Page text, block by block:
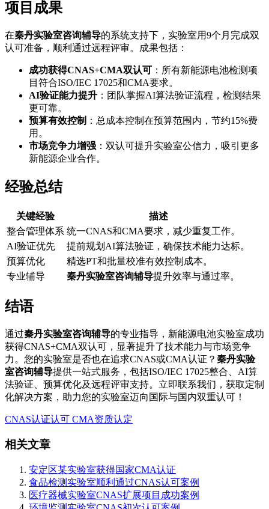
项目成果
在秦丹实验室咨询辅导的系统支持下，实验室用9个月完成双
认可准备，顺利通过远程评审。成果包括：
成功获得CNAS+CMA双认可 ：所有新能源电池检测项
目符合ISO/IEC 17025和CMA要求。
AI验证能力提升 ：团队掌握AI算法验证流程，检测结果
更可靠。
预算有效控制 ：总成本控制在预算范围内，节约15%费
用。
市场竞争力增强 ：双认可提升实验室公信力，吸引更多
新能源企业合作。
经验总结
关键经验
描述
整合管理体系 统一CNAS和CMA要求，减少重复工作。
AI验证优先
提前规划AI算法验证，确保技术能力达标。
预算优化
精选PT和批量校准有效控制成本。
专业辅导
秦丹实验室咨询辅导提升效率与通过率。
结语
通过秦丹实验室咨询辅导的专业指导，新能源电池实验室成功
获得CNAS+CMA双认可，显著提升了技术能力与市场竞争
力。您的实验室是否也在追求CNAS或CMA认证？ 秦丹实验
室咨询辅导提供一站式服务，包括ISO/IEC 17025整合、AI算
法验证、预算优化及远程评审支持。立即联系我们，获取定制
化解决方案，助力您的实验室迈向国际与国内双重认可！
CNAS认证认可 CMA资质认定
相关文章
安定区某实验室获得国家CMA认证
食品检测实验室顺利通过CNAS认可案例
医疗器械实验室CNAS扩展项目成功案例